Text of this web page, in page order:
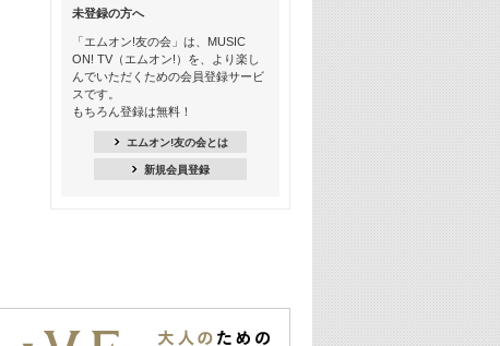
16:30
あのころK-POPヒッツ! 2018→2021年
18:30
M-ON! Countdown K
23:00
SUPER EIGHT特集
未登録の方へ
「エムオン!友の会」は、MUSIC
ON! TV（エムオン!）を、より楽し
んでいただくための会員登録サービ
スです。
もちろん登録は無料！
エムオン!友の会とは
新規会員登録